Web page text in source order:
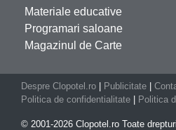
Materiale educative
Programari saloane
Magazinul de Carte
Despre Clopotel.ro Publicitate
Politica de confidentialitate
Politica
© 2001-2026 Clopotel.ro Toate